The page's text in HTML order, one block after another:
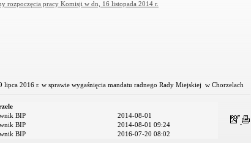
rozpoczęcia pracy Komisji w dn, 16 listopada 2014 r.
lipca 2016 r. w sprawie wygaśnięcia mandatu radnego Rady Miejskiej w Chorzelach
BIP
2014-08-01
BIP
2014-08-01 09:24
BIP 2016-07-20 08:02